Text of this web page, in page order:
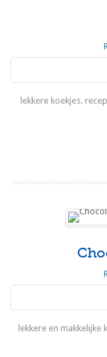
lekkere koekjes.
lekkere en